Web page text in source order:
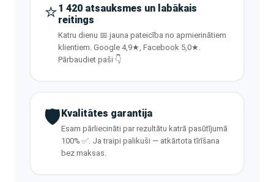
⭐1 420 atsauksmes un labākais
reitings
Katru dienu 📅 jauna pateicība no apmierinātiem
klientiem. Google 4,9★, Facebook 5,0★.
Pārbaudiet paši 👇
🛡️Kvalitātes garantija
Esam pārliecināti par rezultātu katrā pasūtījumā
100% ✅. Ja traipi palikuši — atkārtota tīrīšana
bez maksas.